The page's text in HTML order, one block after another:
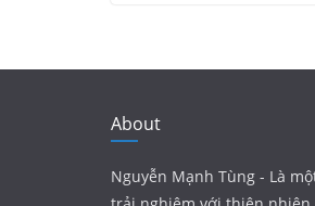
About
Nguyễn Mạnh Tùng - Là